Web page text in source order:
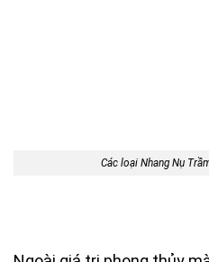
Các loại Nhang Nụ